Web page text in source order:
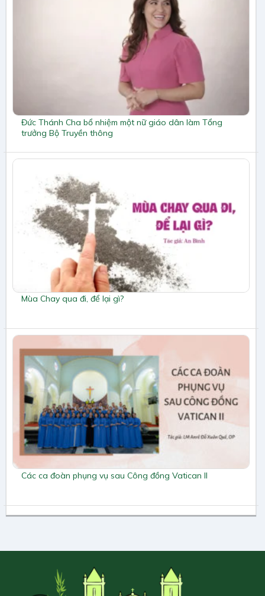
Đức Thánh Cha bổ nhiệm một nữ giáo dân làm Tổng
trưởng Bộ Truyền thông
Mùa Chay qua đi, để lại gì?
Các ca đoàn phụng vụ sau Công đồng Vatican II